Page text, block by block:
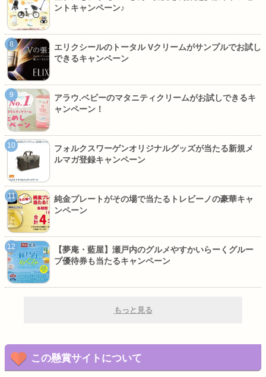
ントキャンペーン♪
エリクシールのトータル Vクリームがサンプルでお試し
できるキャンペーン
アラウ.ベビーのマタニティクリームがお試しできるキ
ャンペーン！
フォルクスワーゲンオリジナルグッズが当たる新規メ
ルマガ登録キャンペーン
純金プレートがその場で当たるトレビーノの豪華キャ
ンペーン
【夢庵・藍屋】瀬戸内のグルメやすかいらーくグルー
プ優待券も当たるキャンペーン
もっと見る
この懸賞サイトについて